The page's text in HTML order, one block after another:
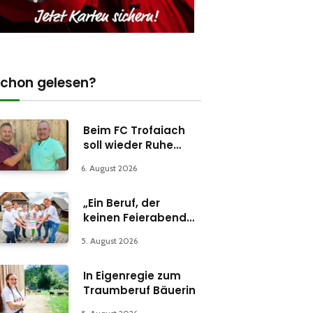
gelesen?
Beim FC Trofaiach
soll wieder Ruhe
6. August 2026
„Ein Beruf, der
keinen Feierabend
5. August 2026
In Eigenregie zum
Traumberuf Bäuerin